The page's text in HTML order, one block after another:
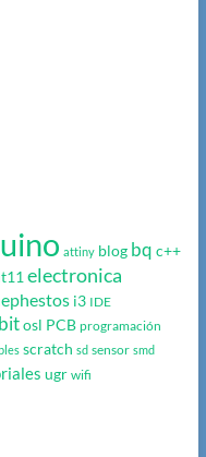
attiny blog bq c++
electronica
i3 IDE
osl PCB programación
scratch sd sensor smd
ugr wifi